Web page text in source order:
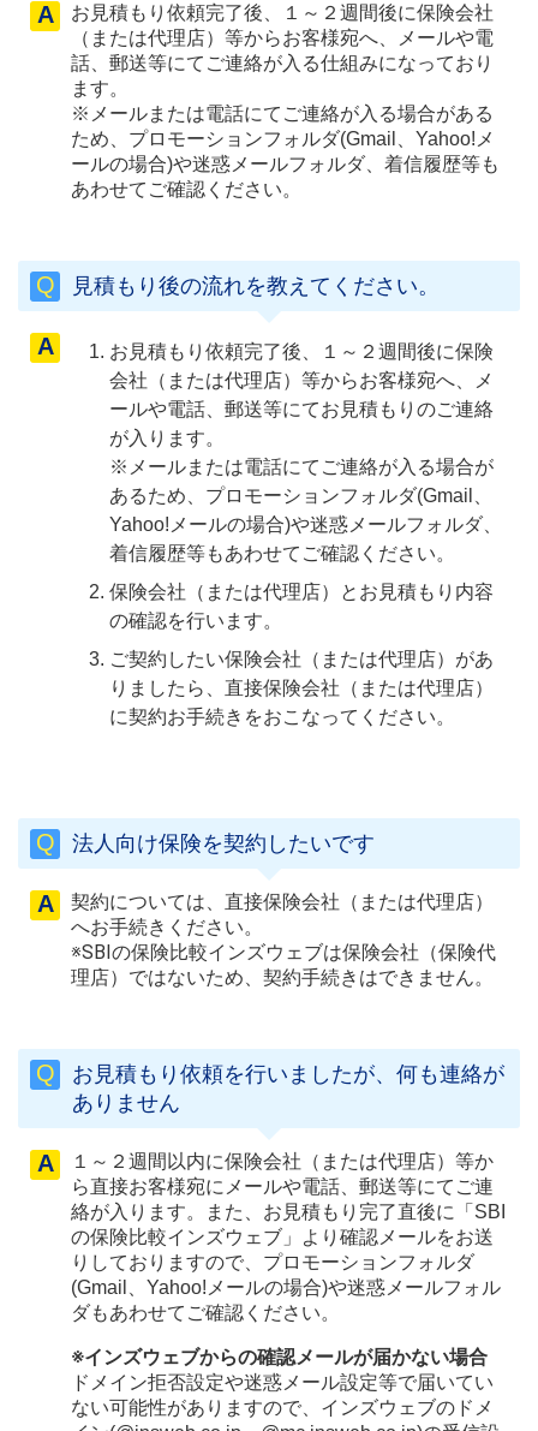
お見積もり依頼完了後、１～２週間後に保険会社
（または代理店）等からお客様宛へ、メールや電
話、郵送等にてご連絡が入る仕組みになっており
ます。
※メールまたは電話にてご連絡が入る場合がある
ため、プロモーションフォルダ(Gmail、Yahoo!メ
ールの場合)や迷惑メールフォルダ、着信履歴等も
あわせてご確認ください。
見積もり後の流れを教えてください。
お見積もり依頼完了後、１～２週間後に保険
会社（または代理店）等からお客様宛へ、メ
ールや電話、郵送等にてお見積もりのご連絡
が入ります。
※メールまたは電話にてご連絡が入る場合が
あるため、プロモーションフォルダ(Gmail、
Yahoo!メールの場合)や迷惑メールフォルダ、
着信履歴等もあわせてご確認ください。
保険会社（または代理店）とお見積もり内容
の確認を行います。
ご契約したい保険会社（または代理店）があ
りましたら、直接保険会社（または代理店）
に契約お手続きをおこなってください。
法人向け保険を契約したいです
契約については、直接保険会社（または代理店）
へお手続きください。
※SBIの保険比較インズウェブは保険会社（保険代
理店）ではないため、契約手続きはできません。
お見積もり依頼を行いましたが、何も連絡が
ありません
１～２週間以内に保険会社（または代理店）等か
ら直接お客様宛にメールや電話、郵送等にてご連
絡が入ります。また、お見積もり完了直後に「SBI
の保険比較インズウェブ」より確認メールをお送
りしておりますので、プロモーションフォルダ
(Gmail、Yahoo!メールの場合)や迷惑メールフォル
ダもあわせてご確認ください。
※インズウェブからの確認メールが届かない場合
ドメイン拒否設定や迷惑メール設定等で届いてい
ない可能性がありますので、インズウェブのドメ